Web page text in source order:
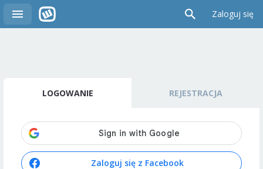
Zaloguj się
LOGOWANIE REJESTRACJA
Zaloguj się z Facebook